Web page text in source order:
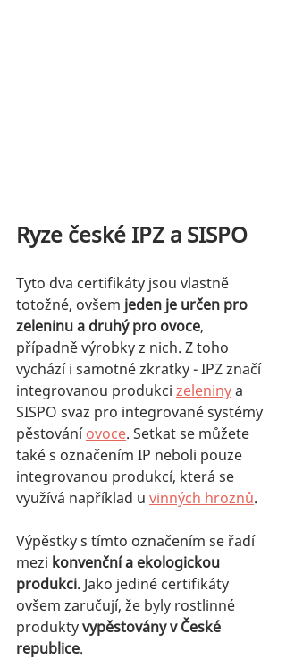
Ryze české IPZ a SISPO
Tyto dva certifikáty jsou vlastně
totožné, ovšem jeden je určen pro
zeleninu a druhý pro ovoce,
případně výrobky z nich. Z toho
vychází i samotné zkratky - IPZ značí
integrovanou produkci zeleniny a
SISPO svaz pro integrované systémy
pěstování ovoce. Setkat se můžete
také s označením IP neboli pouze
integrovanou produkcí, která se
využívá například u vinných hroznů.
Výpěstky s tímto označením se řadí
mezi konvenční a ekologickou
produkci. Jako jediné certifikáty
ovšem zaručují, že byly rostlinné
produkty vypěstovány v České
republice.